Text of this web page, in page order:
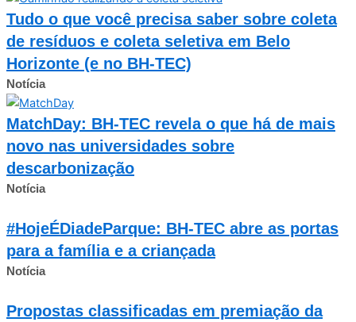
Tudo o que você precisa saber sobre coleta
de resíduos e coleta seletiva em Belo
Horizonte (e no BH-TEC)
Notícia
MatchDay: BH-TEC revela o que há de mais
novo nas universidades sobre
descarbonização
Notícia
#HojeÉDiadeParque: BH-TEC abre as portas
para a família e a criançada
Notícia
Propostas classificadas em premiação da